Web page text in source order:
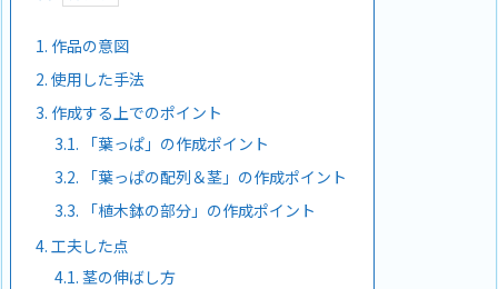
1. 作品の意図
2. 使用した手法
3. 作成する上でのポイント
3.1. 「葉っぱ」の作成ポイント
3.2. 「葉っぱの配列＆茎」の作成ポイント
3.3. 「植木鉢の部分」の作成ポイント
4. 工夫した点
4.1. 茎の伸ばし方